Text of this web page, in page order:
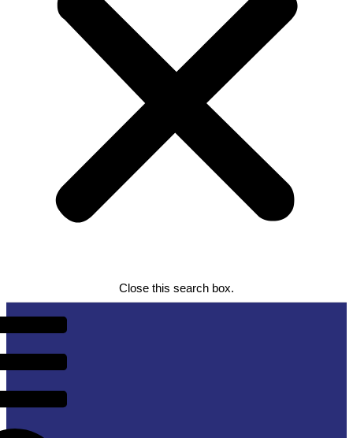
Close this search box.